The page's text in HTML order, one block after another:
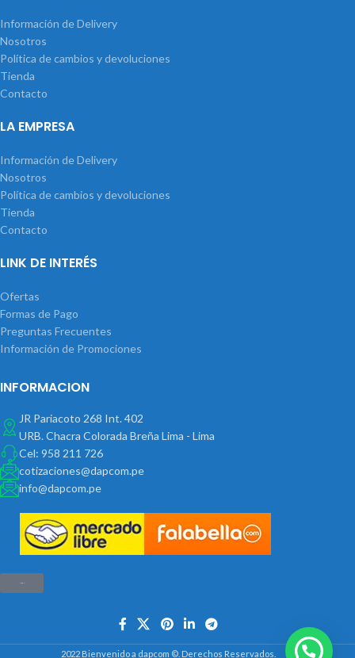
Información de Delivery
Nosotros
Política de cambios y devoluciones
Tienda
Contacto
LA EMPRESA
Información de Delivery
Nosotros
Política de cambios y devoluciones
Tienda
Contacto
LINK DE INTERÉS
Ofertas
Formas de Pago
Preguntas Frecuentes
Información de Promociones
INFORMACION
JR Pariacoto 268 Int. 402
URB. Chacra Colorada Breña Lima - Lima
Cel: 958 211 726
cotizaciones@dapcom.pe
info@dapcom.pe
2022 Bienvenido a dapcom ©. Derechos Reservados.